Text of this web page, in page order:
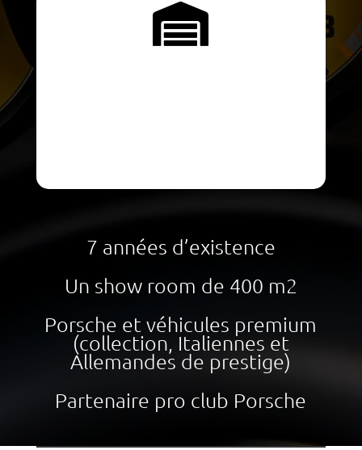

7 années d’existence
Un show room de 400 m2
Porsche et véhicules premium
(collection, Italiennes et
Allemandes de prestige)
Partenaire pro club Porsche